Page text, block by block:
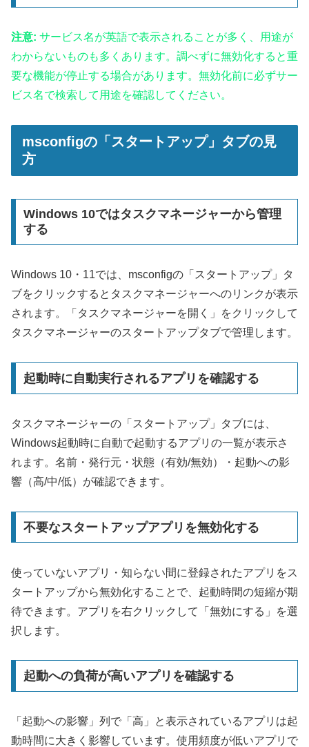
注意: サービス名が英語で表示されることが多く、用途が
わからないものも多くあります。調べずに無効化すると重
要な機能が停止する場合があります。無効化前に必ずサー
ビス名で検索して用途を確認してください。
msconfigの「スタートアップ」タブの見
方
Windows 10ではタスクマネージャーから管理
する
Windows 10・11では、msconfigの「スタートアップ」タ
ブをクリックするとタスクマネージャーへのリンクが表示
されます。「タスクマネージャーを開く」をクリックして
タスクマネージャーのスタートアップタブで管理します。
起動時に自動実行されるアプリを確認する
タスクマネージャーの「スタートアップ」タブには、
Windows起動時に自動で起動するアプリの一覧が表示さ
れます。名前・発行元・状態（有効/無効）・起動への影
響（高/中/低）が確認できます。
不要なスタートアップアプリを無効化する
使っていないアプリ・知らない間に登録されたアプリをス
タートアップから無効化することで、起動時間の短縮が期
待できます。アプリを右クリックして「無効にする」を選
択します。
起動への負荷が高いアプリを確認する
「起動への影響」列で「高」と表示されているアプリは起
動時間に大きく影響しています。使用頻度が低いアプリで